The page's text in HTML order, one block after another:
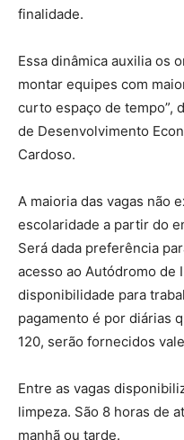
finalidade.
Essa dinâmica auxilia os
montar equipes com
curto espaço de tempo”,
de Desenvolvimento
Cardoso.
A maioria das vagas não
escolaridade a partir do
Será dada preferência
acesso ao Autódromo de
disponibilidade para
pagamento é por diárias
120, serão fornecidos
Entre as vagas
limpeza. São 8 horas de
manhã ou tarde.